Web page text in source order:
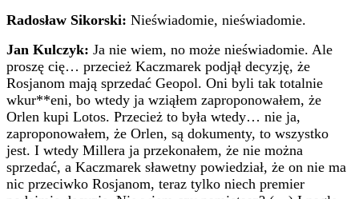
Radosław Sikorski: Nieświadomie, nieświadomie.
Jan Kulczyk: Ja nie wiem, no może nieświadomie. Ale
proszę cię… przecież Kaczmarek podjął decyzję, że
Rosjanom mają sprzedać Geopol. Oni byli tak totalnie
wkur**eni, bo wtedy ja wziąłem zaproponowałem, że
Orlen kupi Lotos. Przecież to była wtedy… nie ja,
zaproponowałem, że Orlen, są dokumenty, to wszystko
jest. I wtedy Millera ja przekonałem, że nie można
sprzedać, a Kaczmarek sławetny powiedział, że on nie ma
nic przeciwko Rosjanom, teraz tylko niech premier